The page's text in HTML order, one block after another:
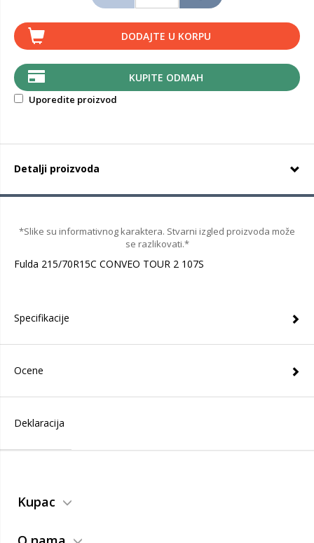
DODAJTE U KORPU
KUPITE ODMAH
Uporedite proizvod
Detalji proizvoda
*Slike su informativnog karaktera. Stvarni izgled proizvoda može
se razlikovati.*
Fulda 215/70R15C CONVEO TOUR 2 107S
Specifikacije
Ocene
Deklaracija
Kupac